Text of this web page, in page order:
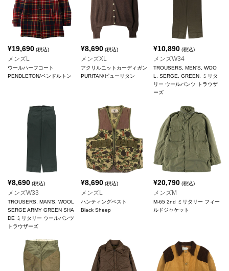
¥19,690 (税込)
メンズL
ウールハーフコート
PENDLETON/ペンドルトン
¥8,690(税込)
メンズXL
アクリルニットカーディガン
PURITAN/ピューリタン
¥10,890 (税込)
メンズW34
TROUSERS, MEN'S, WOO
L, SERGE, GREEN, ミリタ
リー ウールパンツ トラウザ
ーズ
¥8,690 (税込)
メンズW33
TROUSERS, MAN'S, WOOL
SERGE ARMY GREEN SHA
DE ミリタリー ウールパンツ
トラウザーズ
¥8,690(税込)
メンズL
ハンティングベスト
Black Sheep
¥20,790 (税込)
メンズM
M-65 2nd ミリタリー フィー
ルドジャケット